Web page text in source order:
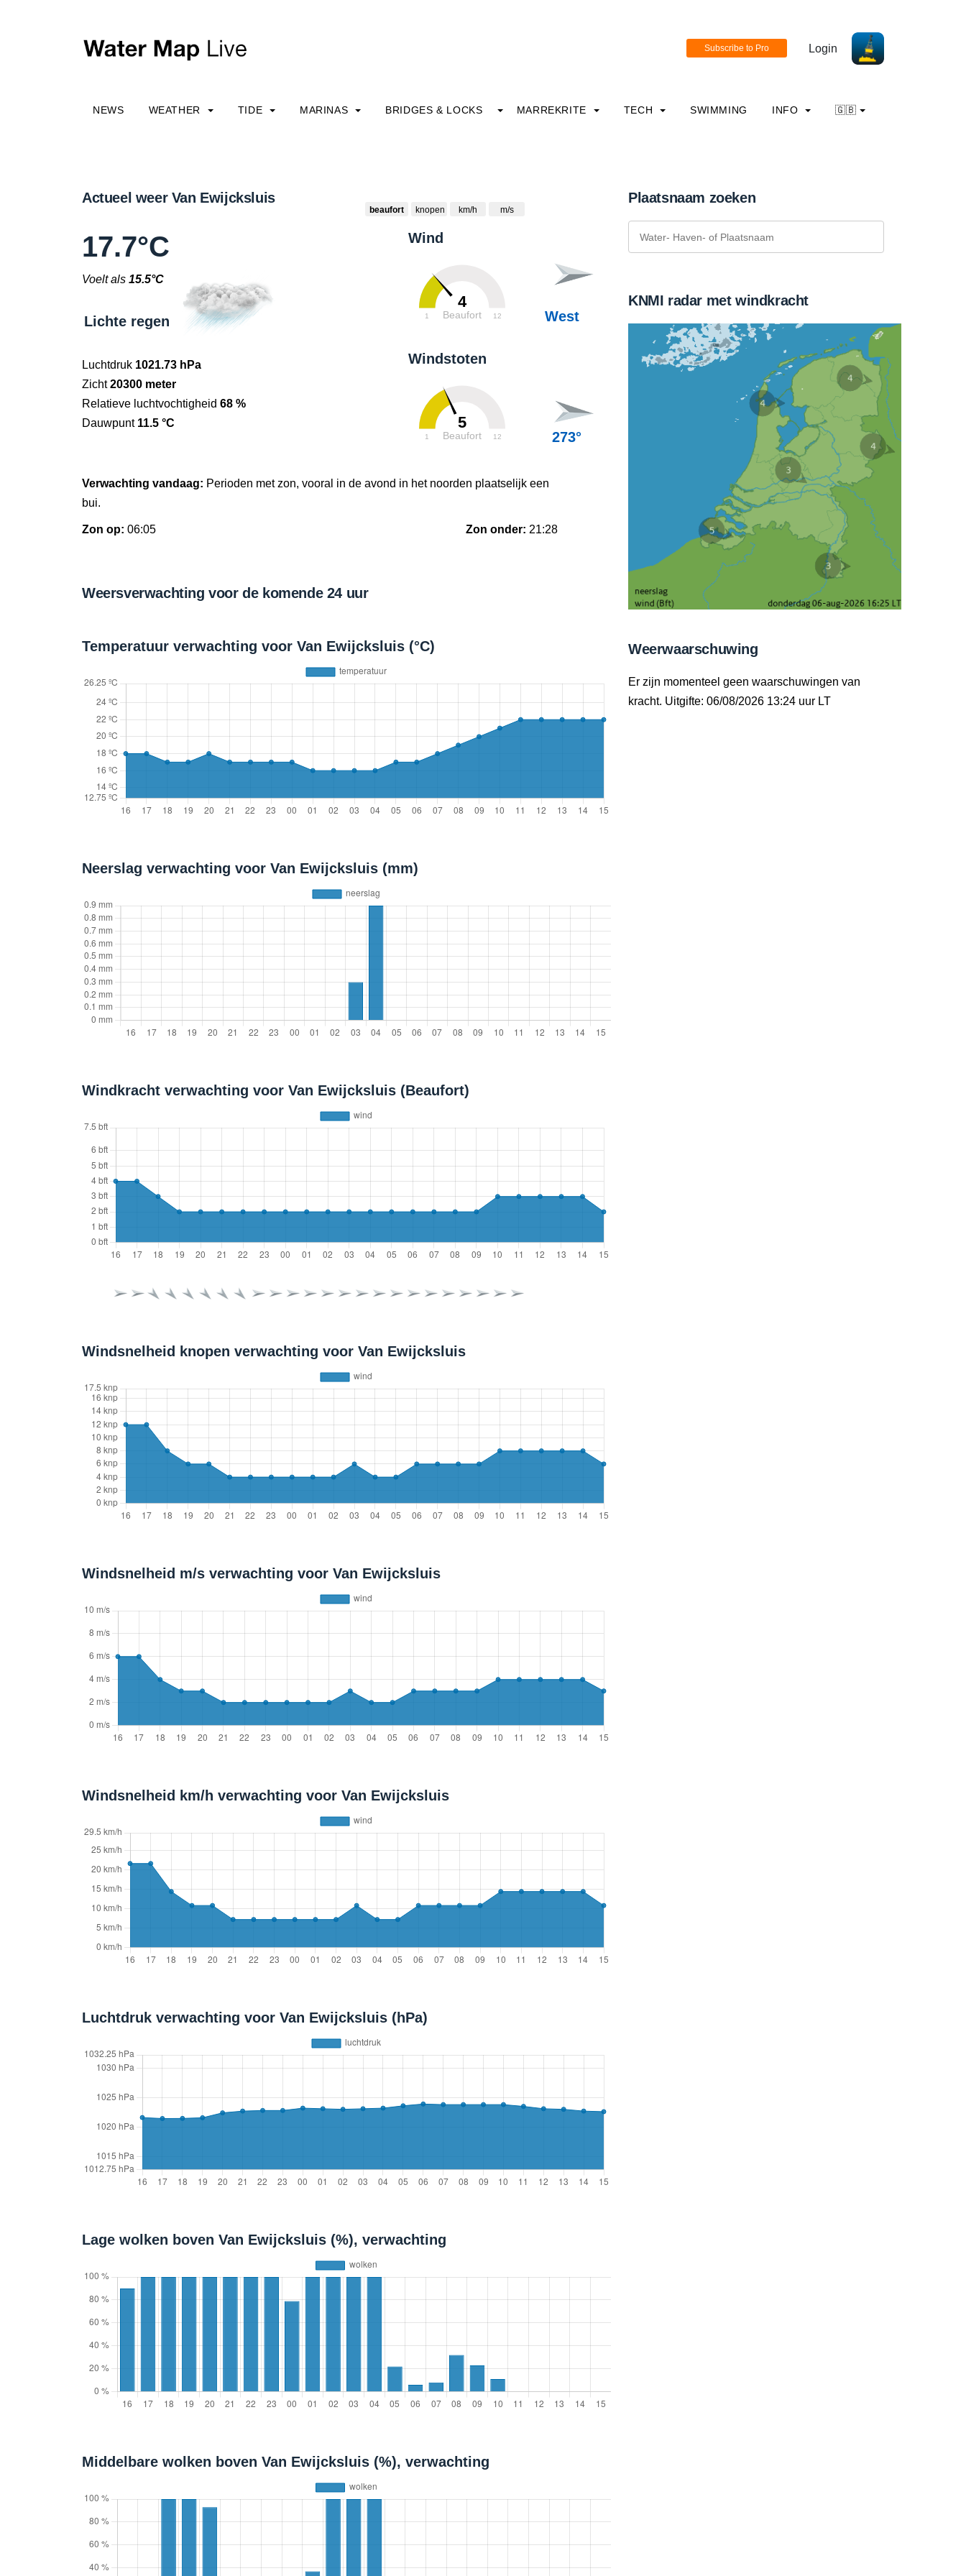
Login
NEWS WEATHER TIDE MARINAS BRIDGES & LOCKS MARREKRITE TECH SWIMMING INFO 🇬🇧
Actueel weer Van Ewijcksluis
beaufort knopen km/h m/s
Wind
4
Beaufort
1 12 West
Windstoten
5
Beaufort
1 12 273°
17.7°C
Voelt als 15.5°C
Lichte regen
Luchtdruk 1021.73 hPa
Zicht20300 meter
Relatieve luchtvochtigheid 68 %
Dauwpunt 11.5 °C
Verwachting vandaag: Perioden met zon, vooral in de avond in het noorden plaatselijk een
bui.
Zon op: 06:05 Zon onder: 21:28
Weersverwachting voor de komende 24 uur
Temperatuur verwachting voor Van Ewijcksluis (°C)
Neerslag verwachting voor Van Ewijcksluis (mm)
Windkracht verwachting voor Van Ewijcksluis (Beaufort)
Windsnelheid knopen verwachting voor Van Ewijcksluis
Windsnelheid m/s verwachting voor Van Ewijcksluis
Windsnelheid km/h verwachting voor Van Ewijcksluis
Luchtdruk verwachting voor Van Ewijcksluis (hPa)
Lage wolken boven Van Ewijcksluis (%), verwachting
Middelbare wolken boven Van Ewijcksluis (%), verwachting
Plaatsnaam zoeken
KNMI radar met windkracht
Weerwaarschuwing
Er zijn momenteel geen waarschuwingen van
kracht. Uitgifte: 06/08/2026 13:24 uur LT